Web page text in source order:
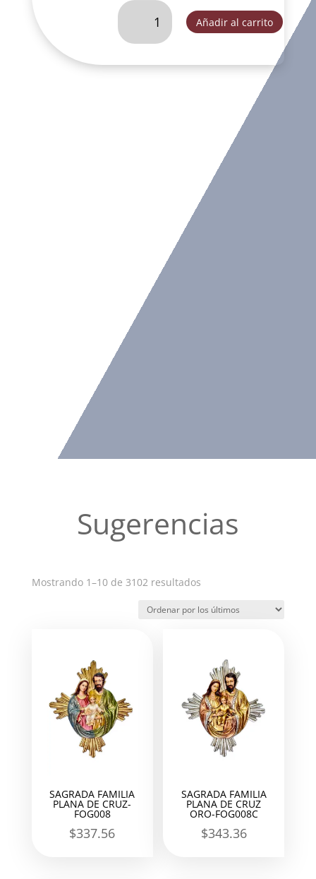
MISTERIO
NIÑOS
SLD135C16
Añadir al carrito
Sugerencias
Mostrando 1–10 de 3102 resultadosOrdenado
los
SAGRADA FAMILIA
PLANA DE CRUZ-
FOG008
$337.56
SAGRADA FAMILIA
PLANA DE CRUZ
ORO-FOG008C
$343.36